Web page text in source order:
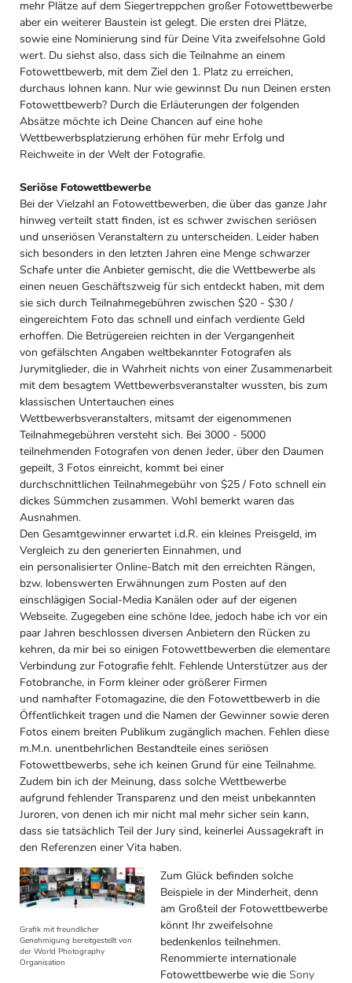
mehr Plätze auf dem Siegertreppchen großer Fotowettbewerbe
aber ein weiterer Baustein ist gelegt. Die ersten drei Plätze,
sowie eine Nominierung sind für Deine Vita zweifelsohne Gold
wert. Du siehst also, dass sich die Teilnahme an einem
Fotowettbewerb, mit dem Ziel den 1. Platz zu erreichen,
durchaus lohnen kann. Nur wie gewinnst Du nun Deinen ersten
Fotowettbewerb? Durch die Erläuterungen der folgenden
Absätze möchte ich Deine Chancen auf eine hohe
Wettbewerbsplatzierung erhöhen für mehr Erfolg und
Reichweite in der Welt der Fotografie.
Seriöse Fotowettbewerbe
Bei der Vielzahl an Fotowettbewerben, die über das ganze Jahr
hinweg verteilt statt finden, ist es schwer zwischen seriösen
und unseriösen Veranstaltern zu unterscheiden. Leider haben
sich besonders in den letzten Jahren eine Menge schwarzer
Schafe unter die Anbieter gemischt, die die Wettbewerbe als
einen neuen Geschäftszweig für sich entdeckt haben, mit dem
sie sich durch Teilnahmegebühren zwischen $20 - $30 /
eingereichtem Foto das schnell und einfach verdiente Geld
erhoffen. Die Betrügereien reichten in der Vergangenheit
von gefälschten Angaben weltbekannter Fotografen als
Jurymitglieder, die in Wahrheit nichts von einer Zusammenarbeit
mit dem besagtem Wettbewerbsveranstalter wussten, bis zum
klassischen Untertauchen eines
Wettbewerbsveranstalters, mitsamt der eigenommenen
Teilnahmegebühren versteht sich. Bei 3000 - 5000
teilnehmenden Fotografen von denen Jeder, über den Daumen
gepeilt, 3 Fotos einreicht, kommt bei einer
durchschnittlichen Teilnahmegebühr von $25 / Foto schnell ein
dickes Sümmchen zusammen. Wohl bemerkt waren das
Ausnahmen.
Den Gesamtgewinner erwartet i.d.R. ein kleines Preisgeld, im
Vergleich zu den generierten Einnahmen, und
ein personalisierter Online-Batch mit den erreichten Rängen,
bzw. lobenswerten Erwähnungen zum Posten auf den
einschlägigen Social-Media Kanälen oder auf der eigenen
Webseite. Zugegeben eine schöne Idee, jedoch habe ich vor ein
paar Jahren beschlossen diversen Anbietern den Rücken zu
kehren, da mir bei so einigen Fotowettbewerben die elementare
Verbindung zur Fotografie fehlt. Fehlende Unterstützer aus der
Fotobranche, in Form kleiner oder größerer Firmen
und namhafter Fotomagazine, die den Fotowettbewerb in die
Öffentlichkeit tragen und die Namen der Gewinner sowie deren
Fotos einem breiten Publikum zugänglich machen. Fehlen diese
m.M.n. unentbehrlichen Bestandteile eines seriösen
Fotowettbewerbs, sehe ich keinen Grund für eine Teilnahme.
Zudem bin ich der Meinung, dass solche Wettbewerbe
aufgrund fehlender Transparenz und den meist unbekannten
Juroren, von denen ich mir nicht mal mehr sicher sein kann,
dass sie tatsächlich Teil der Jury sind, keinerlei Aussagekraft in
den Referenzen einer Vita haben.
Grafik mit freundlicher
Genehmigung bereitgestellt von
der World Photography
Organisation
Zum Glück befinden solche
Beispiele in der Minderheit, denn
am Großteil der Fotowettbewerbe
könnt Ihr zweifelsohne
bedenkenlos teilnehmen.
Renommierte internationale
Fotowettbewerbe wie dieSony